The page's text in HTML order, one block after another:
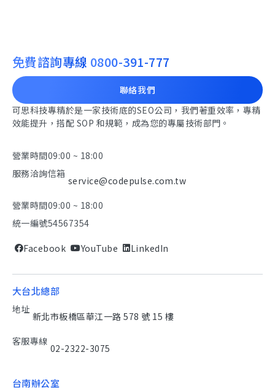
免費諮詢專線 0800-391-777
聯絡我們
可思科技專精於是一家技術底的SEO公司，我們著重效率，專精
效能提升，搭配 SOP 和規範，成為您的專屬技術部門。
營業時間09:00 ~ 18:00
服務洽詢信箱
service@codepulse.com.tw
營業時間09:00 ~ 18:00
統一編號54567354
Facebook YouTube LinkedIn
大台北總部
地址
新北市板橋區華江一路 578 號 15 樓
客服專線
02-2322-3075
台南辦公室